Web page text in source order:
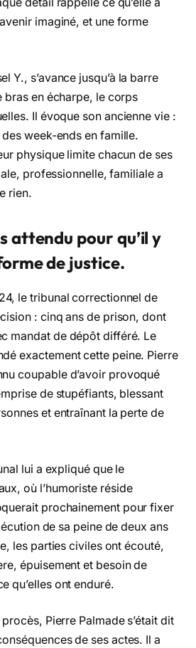
imaginé, et une forme
Y., s’avance jusqu’à la barre
bras en écharpe, le corps
Il évoque son ancienne vie :
week-ends en famille.
physique limite chacun de ses
professionnelle, familiale a
rien.
attendu pour qu’il y
de justice.
le tribunal correctionnel de
: cinq ans de prison, dont
mandat de dépôt différé. Le
exactement cette peine. Pierre
coupable d’avoir provoqué
de stupéfiants, blessant
et entraînant la perte de
lui a expliqué que le
où l’humoriste réside
prochainement pour fixer
de sa peine de deux ans
les parties civiles ont écouté,
épuisement et besoin de
qu’elles ont enduré.
Pierre Palmade s’était dit
de ses actes. Il a